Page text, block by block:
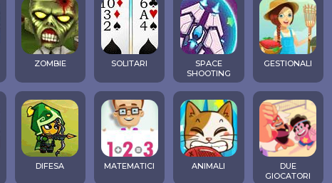
ZOMBIE SOLITARI
SPACE
SHOOTING
GESTIONALI
DIFESA MATEMATICI ANIMALI
DUE
GIOCATORI